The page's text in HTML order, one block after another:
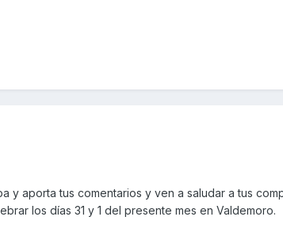
y aporta tus comentarios y ven a saludar a tus
los días 31 y 1 del presente mes en Valdemoro.